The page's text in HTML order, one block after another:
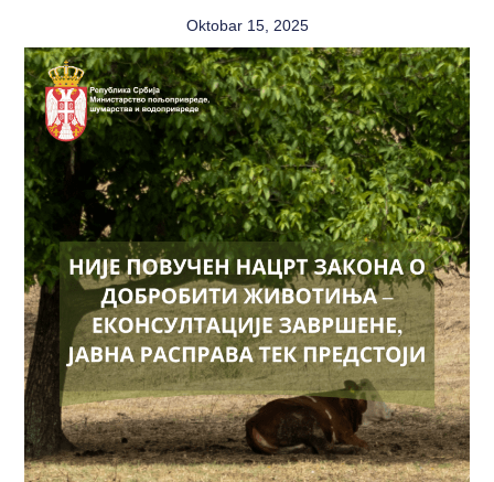
Oktobar 15, 2025